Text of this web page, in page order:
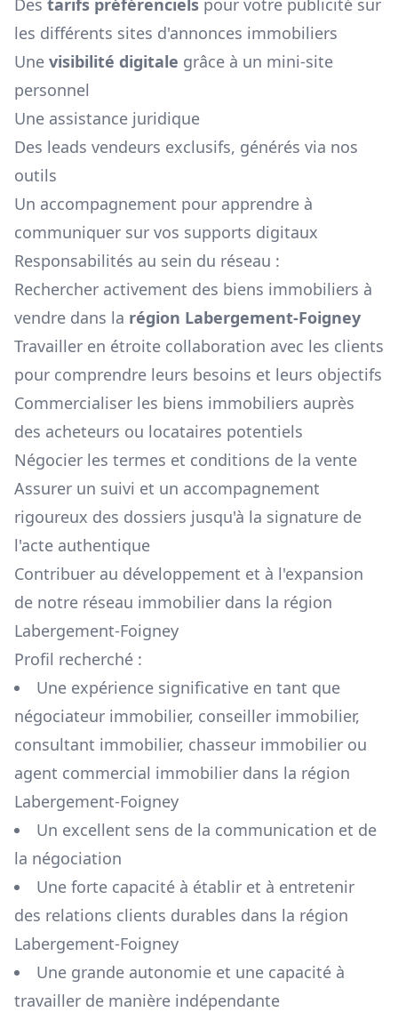
Des tarifs préférenciels pour votre publicité sur
les différents sites d'annonces immobiliers
Une visibilité digitale grâce à un mini-site
personnel
Une assistance juridique
Des leads vendeurs exclusifs, générés via nos
outils
Un accompagnement pour apprendre à
communiquer sur vos supports digitaux
Responsabilités au sein du réseau :
Rechercher activement des biens immobiliers à
vendre dans la région Labergement-Foigney
Travailler en étroite collaboration avec les clients
pour comprendre leurs besoins et leurs objectifs
Commercialiser les biens immobiliers auprès
des acheteurs ou locataires potentiels
Négocier les termes et conditions de la vente
Assurer un suivi et un accompagnement
rigoureux des dossiers jusqu'à la signature de
l'acte authentique
Contribuer au développement et à l'expansion
de notre réseau immobilier dans la région
Labergement-Foigney
Profil recherché :
Une expérience significative en tant que
négociateur immobilier, conseiller immobilier,
consultant immobilier, chasseur immobilier ou
agent commercial immobilier dans la région
Labergement-Foigney
Un excellent sens de la communication et de
la négociation
Une forte capacité à établir et à entretenir
des relations clients durables dans la région
Labergement-Foigney
Une grande autonomie et une capacité à
travailler de manière indépendante